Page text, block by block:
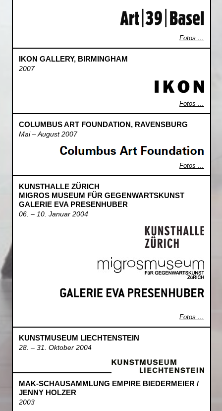
Fotos …
IKON GALLERY, BIRMINGHAM
2007
Fotos …
COLUMBUS ART FOUNDATION, RAVENSBURG
Mai – August 2007
Fotos …
KUNSTHALLE ZÜRICH
MIGROS MUSEUM FÜR GEGENWARTSKUNST
GALERIE EVA PRESENHUBER
06. – 10. Januar 2004
Fotos …
KUNSTMUSEUM LIECHTENSTEIN
28. – 31. Oktober 2004
MAK-SCHAUSAMMLUNG EMPIRE BIEDERMEIER /
JENNY HOLZER
2003